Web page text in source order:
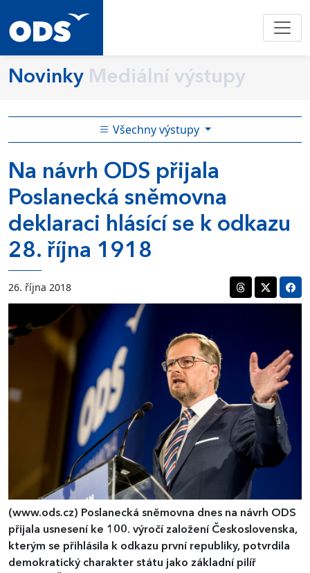
Novinky Mediální výstupy
Všechny výstupy
Na návrh ODS přijala
Poslanecká sněmovna
deklaraci hlásící se k odkazu
28. října 1918
26. října 2018
(www.ods.cz) Poslanecká sněmovna dnes na návrh ODS
přijala usnesení ke 100. výročí založení Československa,
kterým se přihlásila k odkazu první republiky, potvrdila
demokratický charakter státu jako základní pilíř